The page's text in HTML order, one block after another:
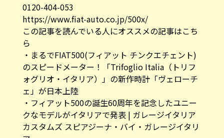
0120-404-053
https://www.fiat-auto.co.jp/500x/
この記事を読んでいる人にオススメの記事はこち
ら
・ まるでFIAT500(フィアット チンクエチェント)
のスピードメーター！「Trifoglio Italia（トリフ
ォグリオ・イタリア）」の新作時計「ヴェローチ
ェ」が日本上陸
・ フィアット500の誕生60周年を記念したユニー
クなモデルがイタリアで発表 | ガレージイタリア
カスタムズ スピアジーナ・バイ・ガレージイタリ